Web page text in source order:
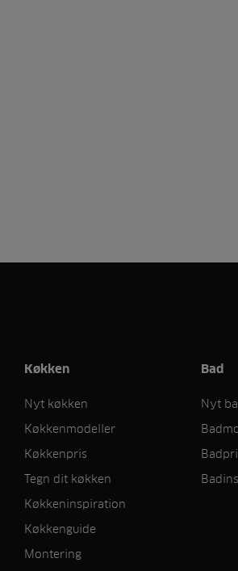
Køkken
Nyt køkken
Køkkenmodeller
Køkkenpris
Tegn dit køkken
Køkkeninspiration
Køkkenguide
Montering
Bad
Nyt